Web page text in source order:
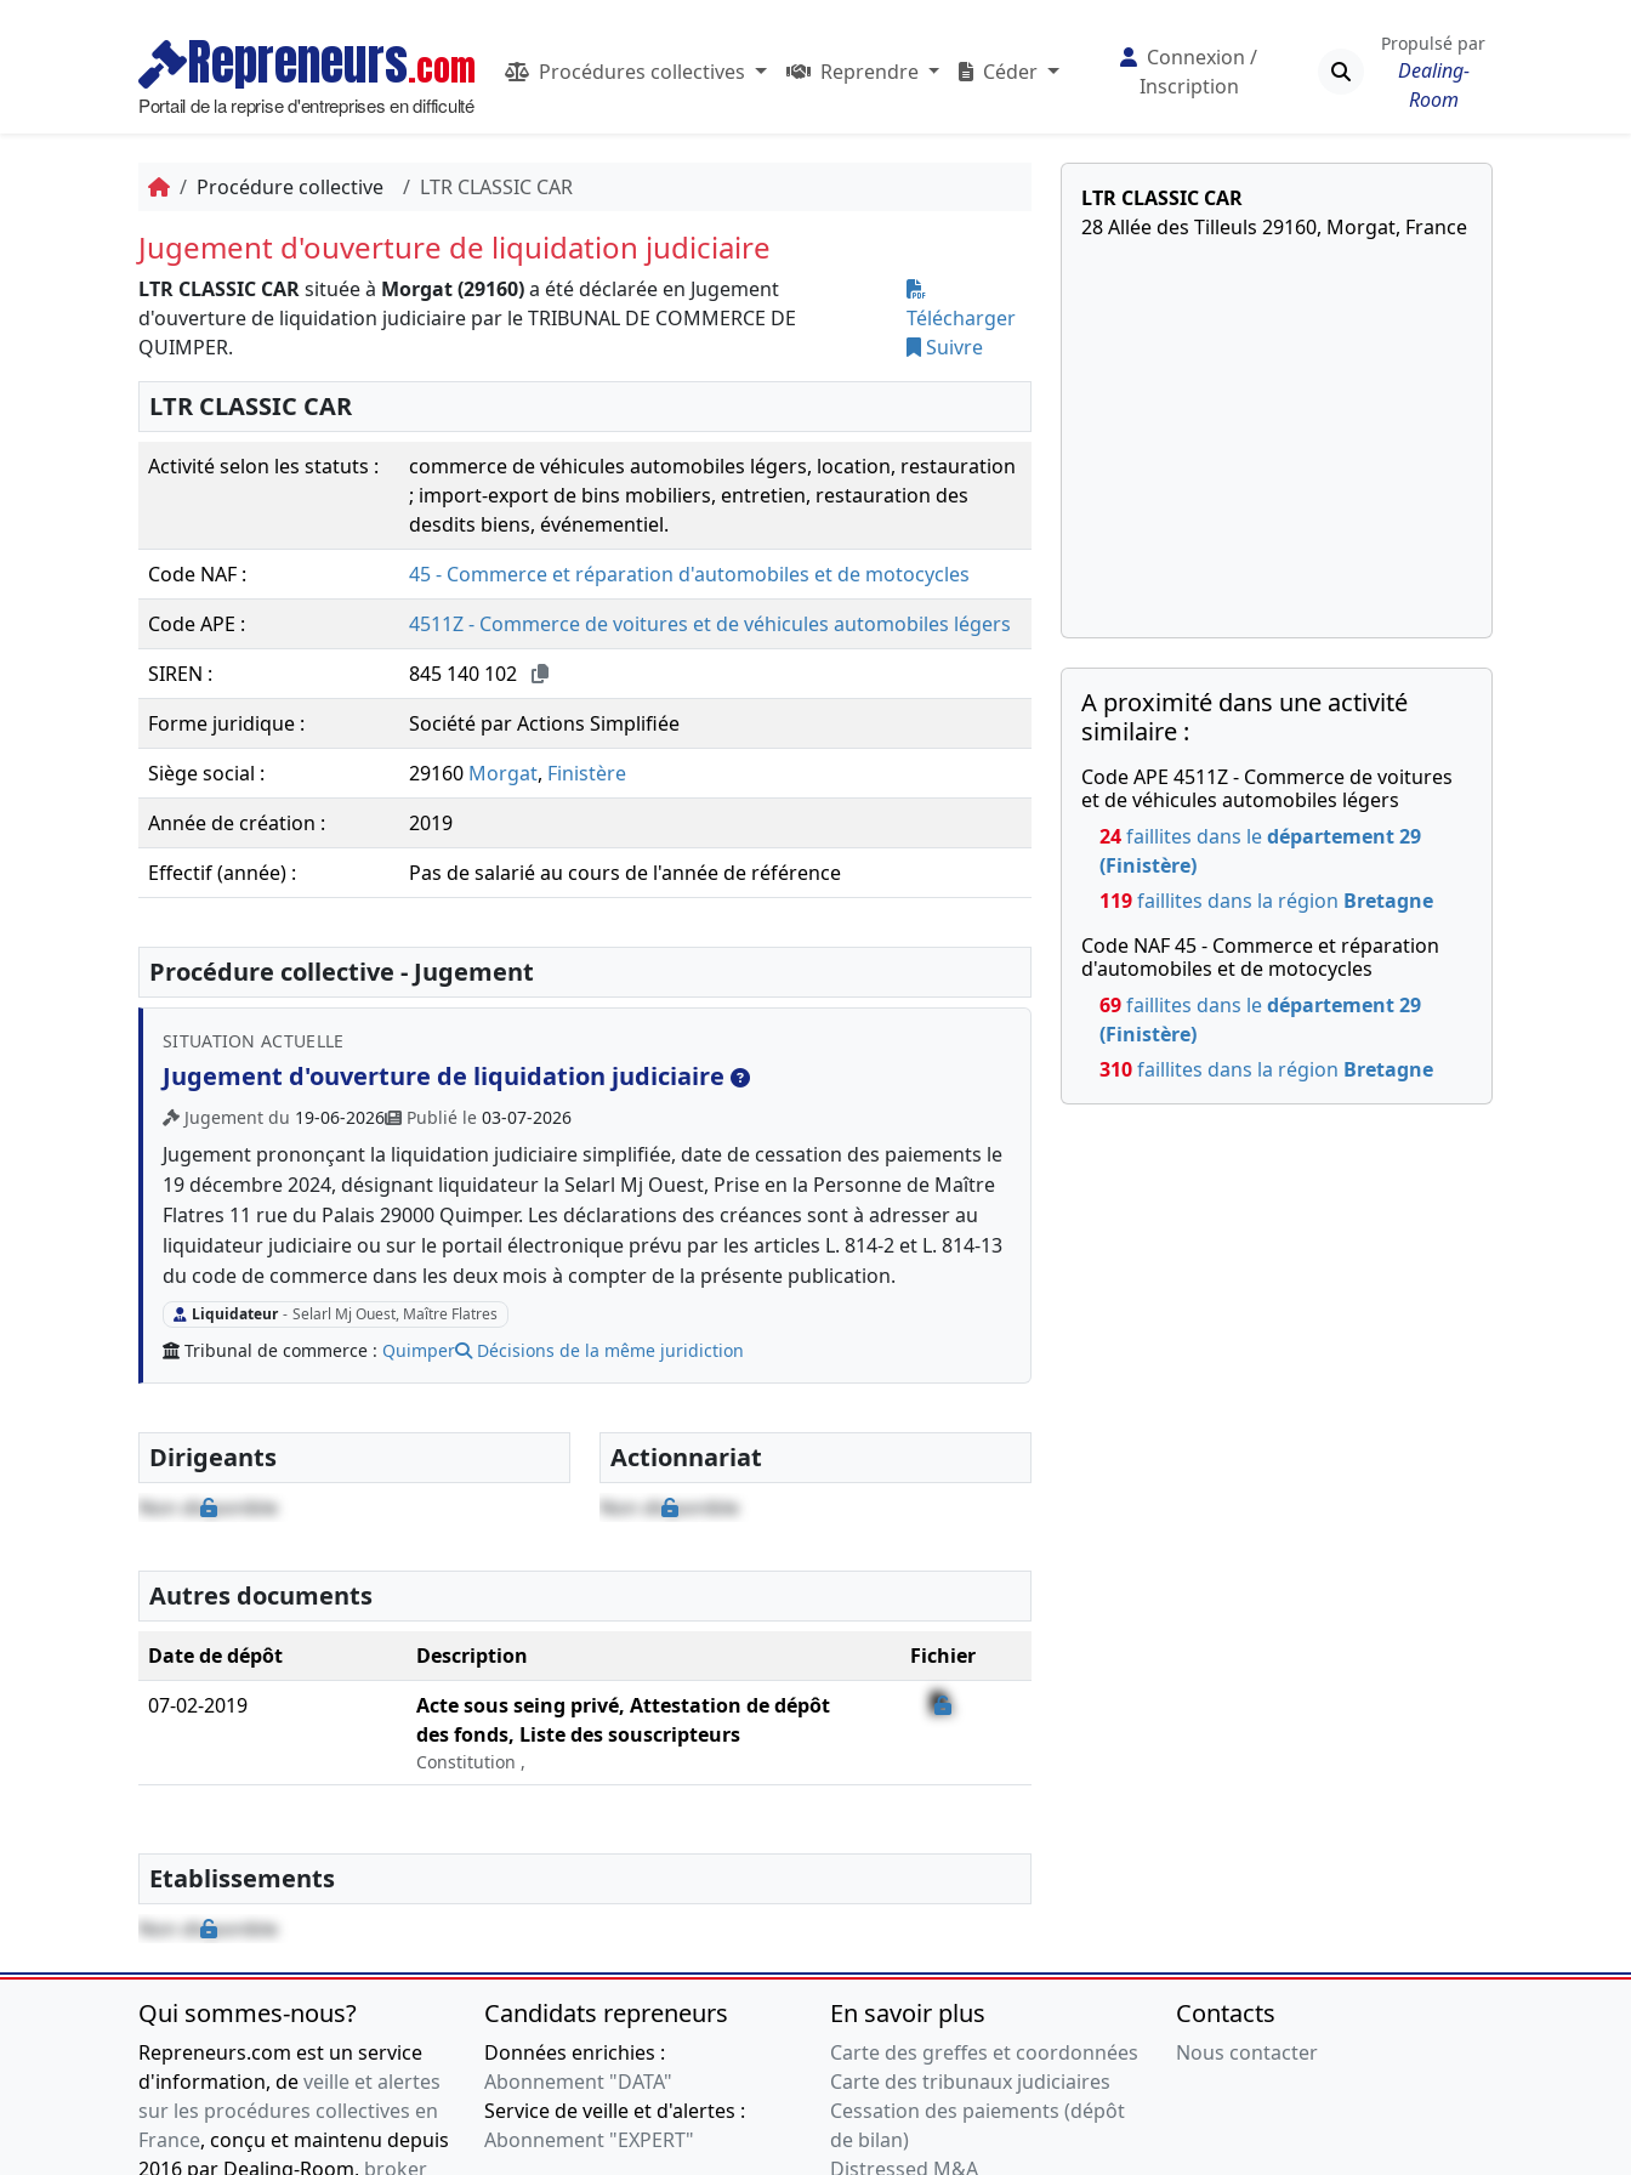
Repreneurs.com
Portail de la reprise d'entreprises en difficulté
Procédures collectives Reprendre Céder
Connexion /
Inscription
Propulsé par
Dealing-
Room
Procédure collective LTR CLASSIC CAR
Jugement d'ouverture de liquidation judiciaire
LTR CLASSIC CARsituée à Morgat (29160)a été déclarée en Jugement
d'ouverture de liquidation judiciaire par le TRIBUNAL DE COMMERCE DE
QUIMPER.
Télécharger
Suivre
LTR CLASSIC CAR
Activité selon les statuts :
commerce de véhicules automobiles légers, location, restauration
; import-export de bins mobiliers, entretien, restauration des
desdits biens, événementiel.
Code NAF :
45 - Commerce et réparation d'automobiles et de motocycles
Code APE :
4511Z - Commerce de voitures et de véhicules automobiles légers
SIREN :
845 140 102
Forme juridique :
Société par Actions Simplifiée
Siège social :
29160 Morgat, Finistère
Année de création :
2019
Effectif (année) :
Pas de salarié au cours de l'année de référence
Procédure collective - Jugement
SITUATION ACTUELLE
Jugement d'ouverture de liquidation judiciaire
Jugement du 19-06-2026 Publié le 03-07-2026
Jugement prononçant la liquidation judiciaire simplifiée, date de cessation des paiements le
19 décembre 2024, désignant liquidateur la Selarl Mj Ouest, Prise en la Personne de Maître
Flatres 11 rue du Palais 29000 Quimper. Les déclarations des créances sont à adresser au
liquidateur judiciaire ou sur le portail électronique prévu par les articles L. 814-2 et L. 814-13
du code de commerce dans les deux mois à compter de la présente publication.
Liquidateur - Selarl Mj Ouest, Maître Flatres
Tribunal de commerce : Quimper Décisions de la même juridiction
Dirigeants
Non disponible
Actionnariat
Non disponible
Autres documents
Date de dépôt Description
Fichier
07-02-2019
Acte sous seing privé, Attestation de dépôt
des fonds, Liste des souscripteurs
Constitution ,
Etablissements
Non disponible
LTR CLASSIC CAR
28 Allée des Tilleuls 29160, Morgat, France
A proximité dans une activité
similaire :
Code APE 4511Z - Commerce de voitures
et de véhicules automobiles légers
24faillites dans ledépartement 29
(Finistère)
119faillites dans la région Bretagne
Code NAF 45 - Commerce et réparation
d'automobiles et de motocycles
69faillites dans ledépartement 29
(Finistère)
310faillites dans la région Bretagne
Qui sommes-nous?
Repreneurs.com est un service
d'information, deveille et alertes
sur les procédures collectives en
France, conçu et maintenu depuis
2016 par Dealing-Room, broker
Candidats repreneurs
Données enrichies :
Abonnement "DATA"
Service de veille et d'alertes :
Abonnement "EXPERT"
En savoir plus
Carte des greffes et coordonnées
Carte des tribunaux judiciaires
Cessation des paiements (dépôt
de bilan)
Distressed M&A
Contacts
Nous contacter